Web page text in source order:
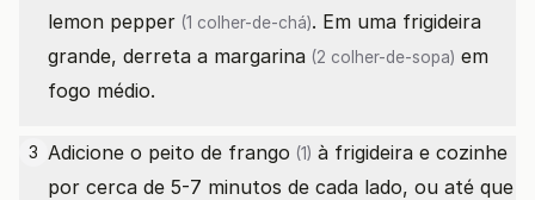
lemon pepper (1 colher-de-chá). Em uma frigideira
grande, derreta a margarina (2 colher-de-sopa) em
fogo médio.
3 Adicione o peito de frango (1) à frigideira e cozinhe
por cerca de 5-7 minutos de cada lado, ou até que